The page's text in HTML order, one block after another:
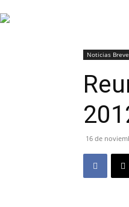
Noticias
16 de